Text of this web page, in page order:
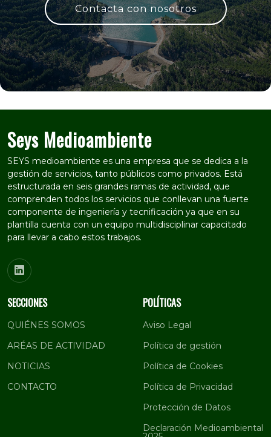
Contacta con nosotros
Seys Medioambiente
SEYS medioambiente es una empresa que se dedica a la
gestión de servicios, tanto públicos como privados. Está
estructurada en seis grandes ramas de actividad, que
comprenden todos los servicios que conllevan una fuerte
componente de ingeniería y tecnificación ya que en su
plantilla cuenta con un equipo multidisciplinar capacitado
para llevar a cabo estos trabajos.
SECCIONES
QUIÉNES SOMOS
ARÉAS DE ACTIVIDAD
NOTICIAS
CONTACTO
POLÍTICAS
Aviso Legal
Política de gestión
Política de Cookies
Política de Privacidad
Protección de Datos
Declaración Medioambiental